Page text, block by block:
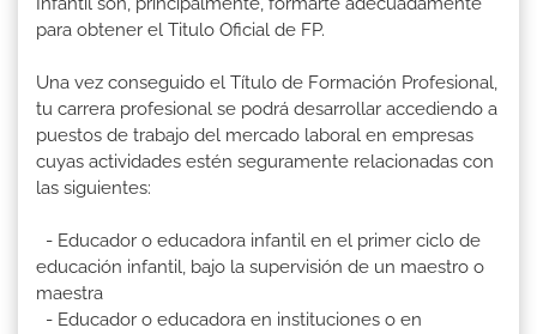
para obtener el Titulo Oficial de FP.
Una vez conseguido el Título de Formación Profesional,
tu carrera profesional se podrá desarrollar accediendo a
puestos de trabajo del mercado laboral en empresas
cuyas actividades estén seguramente relacionadas con
las siguientes:
- Educador o educadora infantil en el primer ciclo de
educación infantil, bajo la supervisión de un maestro o
maestra
- Educador o educadora en instituciones o en